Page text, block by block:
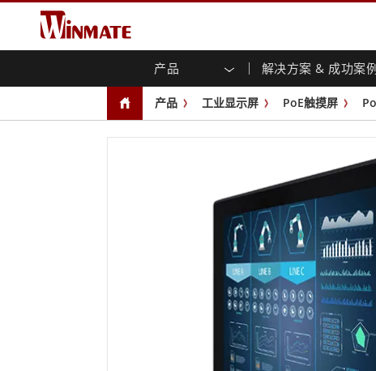
产品 解决方案 & 成功案
企业移动通讯计算机
强固型触摸屏笔记本电脑
强固型平板控制器
Android系统强固型平板电脑
边缘运算人工智慧移动电脑
工业
多点触
机箱式
面板安装
前面板
PoE触摸屏
USB
嵌入式计算机 / IP65 防水强固型计算机
More
医管等级
医管等级
医管等级
医管等级
强固型机器人控制器 人工
食品
工业物联网和边缘计算解决方案仓储物
卫生保健解决方案
绿能
金属和
关于融程 菁英招
保证声明 下载专
行销入口网站
文件共
最新产品 新闻
企业刊物
产品 工业显示屏 PoE触摸屏